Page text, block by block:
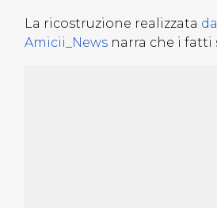
La ricostruzione realizzata
Amicii_News narra che i